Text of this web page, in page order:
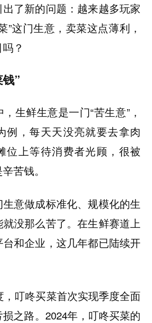
了新的问题：越来越多玩家
”这门生意，卖菜这点薄利，
？
”
生鲜生意是一门“苦生意”，
例，每天天没亮就要去拿肉
位上等待消费者光顾，很被
苦钱。
意做成标准化、规模化的生
没那么苦了。在生鲜赛道上
和企业，这几年都已陆续开
，叮咚买菜首次实现季度全面
之路。2024年，叮咚买菜的